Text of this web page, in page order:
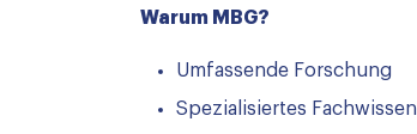
Warum MBG?
Umfassende Forschung
Spezialisiertes Fachwissen